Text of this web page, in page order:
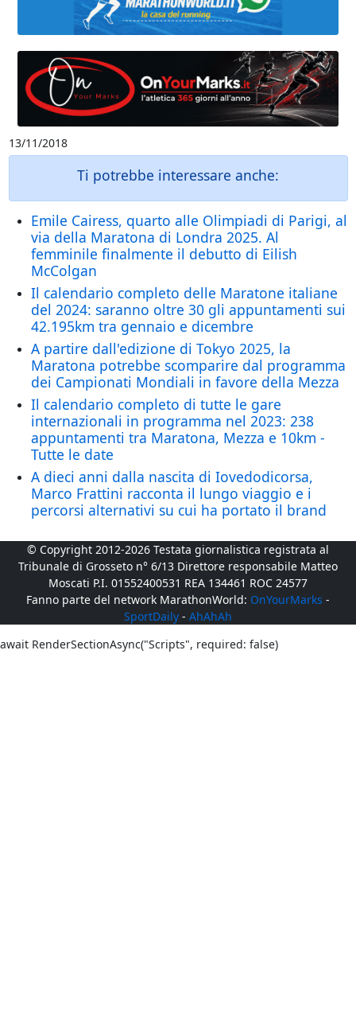
13/11/2018
Ti potrebbe interessare anche:
Emile Cairess, quarto alle Olimpiadi di Parigi, al
via della Maratona di Londra 2025. Al
femminile finalmente il debutto di Eilish
McColgan
Il calendario completo delle Maratone italiane
del 2024: saranno oltre 30 gli appuntamenti sui
42.195km tra gennaio e dicembre
A partire dall'edizione di Tokyo 2025, la
Maratona potrebbe scomparire dal programma
dei Campionati Mondiali in favore della Mezza
Il calendario completo di tutte le gare
internazionali in programma nel 2023: 238
appuntamenti tra Maratona, Mezza e 10km -
Tutte le date
A dieci anni dalla nascita di Iovedodicorsa,
Marco Frattini racconta il lungo viaggio e i
percorsi alternativi su cui ha portato il brand
© Copyright 2012-2026 Testata giornalistica registrata al
Tribunale di Grosseto n° 6/13 Direttore responsabile Matteo
Moscati P.I. 01552400531 REA 134461 ROC 24577
Fanno parte del network MarathonWorld: OnYourMarks -
SportDaily - AhAhAh
await RenderSectionAsync("Scripts", required: false)